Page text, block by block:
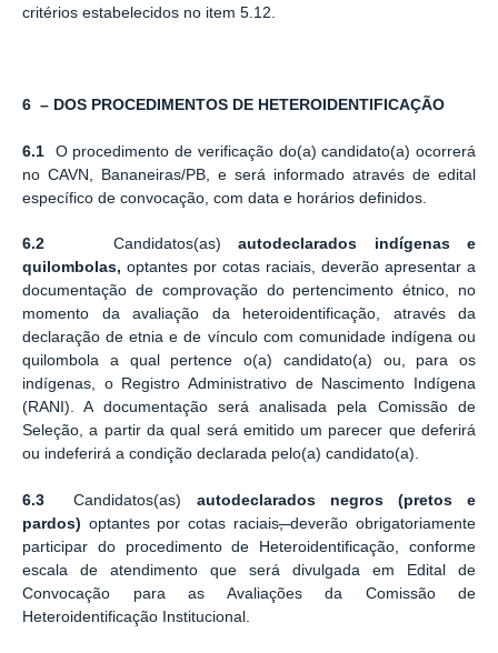
critérios estabelecidos no item 5.12.
6 – DOS PROCEDIMENTOS DE HETEROIDENTIFICAÇÃO
6.1 O procedimento de verificação do(a) candidato(a) ocorrerá
no CAVN, Bananeiras/PB, e será informado através de edital
específico de convocação, com data e horários definidos.
6.2 Candidatos(as)autodeclarados indígenas e
quilombolas, optantes por cotas raciais, deverão apresentar a
documentação de comprovação do pertencimento étnico, no
momento da avaliação da heteroidentificação, através da
declaração de etnia e de vínculo com comunidade indígena ou
quilombola a qual pertence o(a) candidato(a) ou, para os
indígenas, o Registro Administrativo de Nascimento Indígena
(RANI). A documentação será analisada pela Comissão de
Seleção, a partir da qual será emitido um parecer que deferirá
ou indeferirá a condição declarada pelo(a) candidato(a).
6.3Candidatos(as) autodeclarados negros (pretos e
pardos) optantes por cotas raciais,deverão obrigatoriamente
participar do procedimento de Heteroidentificação, conforme
escala de atendimento que será divulgada em Edital de
Convocação para as Avaliações da Comissão de
Heteroidentificação Institucional.